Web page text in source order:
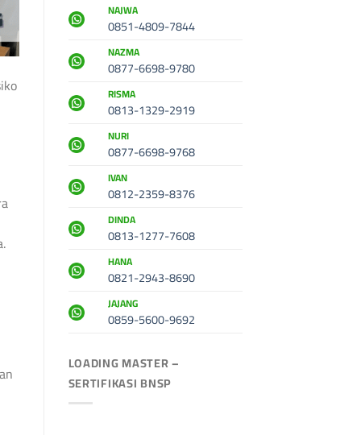
NAJWA
0851-4809-7844
NAZMA
0877-6698-9780
RISMA
0813-1329-2919
NURI
0877-6698-9768
IVAN
0812-2359-8376
DINDA
0813-1277-7608
HANA
0821-2943-8690
JAJANG
0859-5600-9692
LOADING MASTER –
SERTIFIKASI BNSP